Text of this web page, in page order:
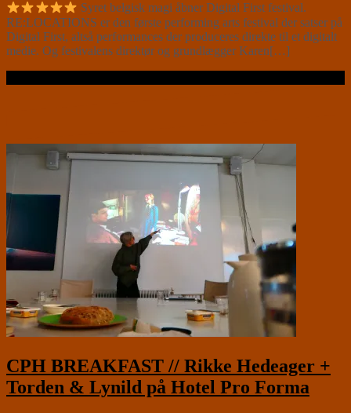
Syret belgisk magi åbner Digital First festival.
RE:LOCATIONS er den første performing arts festival der satser på
Digital First, altså performances der produceres direkte til et digitalt
medie. Og festivalens direktør og grundlægger Karen[…]
CPH BREAKFAST // Rikke Hedeager +
Torden & Lynild på Hotel Pro Forma